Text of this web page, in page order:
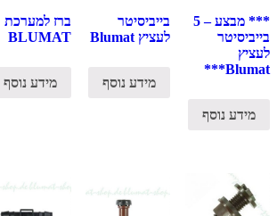
*** מבצע – 5
בייביסיטר
לעציץ
Blumat***
מידע נוסף
בייביסיטר
לעציץ Blumat
מידע נוסף
ברז למערכת
BLUMAT
מידע נוסף